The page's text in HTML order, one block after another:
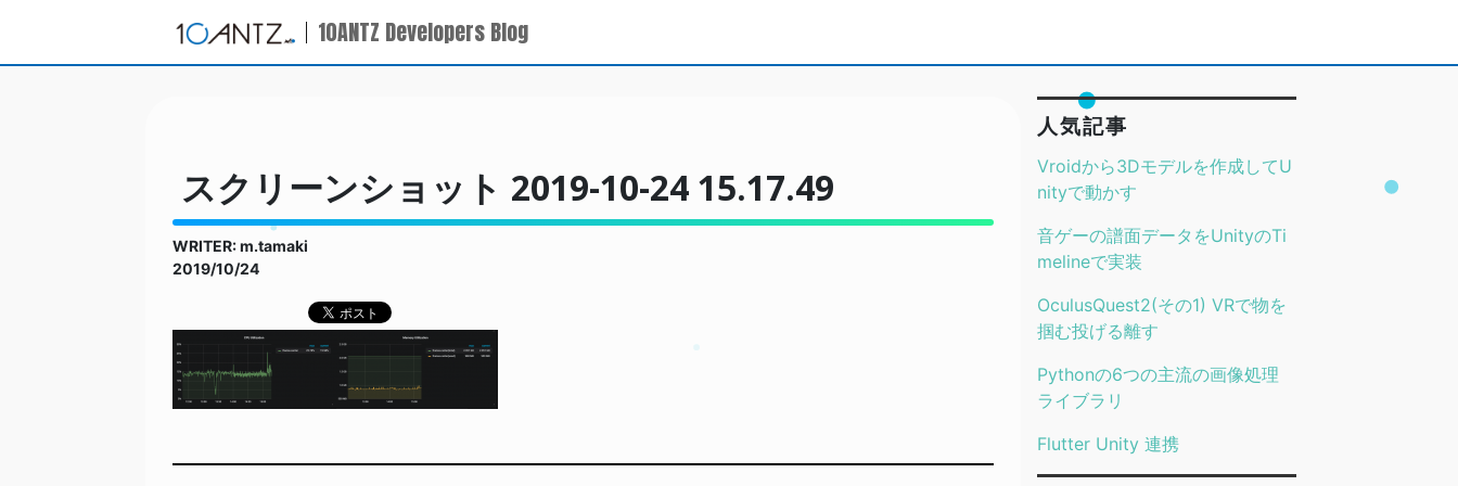
10ANTZ Developers Blog
スクリーンショット 2019-10-24 15.17.49
WRITER: m.tamaki
2019/10/24
人気記事
Vroidから3Dモデルを作成してU
nityで動かす
音ゲーの譜面データをUnityのTi
melineで実装
OculusQuest2(その1) VRで物を
掴む投げる離す
Pythonの6つの主流の画像処理
ライブラリ
Flutter Unity 連携